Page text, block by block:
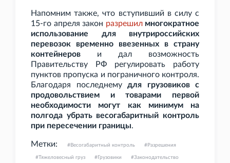
Напомним также, что вступивший в силу с
15-го апреля закон разрешил многократное
использование для внутрироссийских
перевозок временно ввезенных в страну
контейнеров и дал возможность
Правительству
РФ регулировать работу
пунктов пропуска и пограничного контроля.
Благодаря последнему для грузовиков с
продовольствием и товарами первой
необходимости могут как минимум на
полгода убрать весогабаритный контроль
при пересечении границы.
Метки: Весогабаритный контроль Разрешения
Тяжеловесный груз Грузовики Законодательство